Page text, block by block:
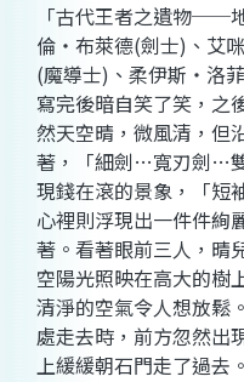
「古代王者之遺物──
倫‧布萊德(劍士) 、艾
(魔導士) 、柔伊斯‧洛
寫完後暗自笑了笑，之
然天空晴，微風清，但
著，「細劍…寬刃劍…
現錢在滾的景象，「短
心裡則浮現出一件件絢
著。看著眼前三人，晴
空陽光照映在高大的樹
清淨的空氣令人想放鬆
處走去時，前方忽然出
上緩緩朝石門走了過去。